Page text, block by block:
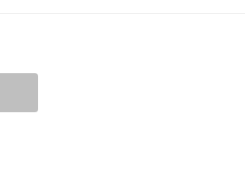
の従業者、その他関係者に周知徹底さ